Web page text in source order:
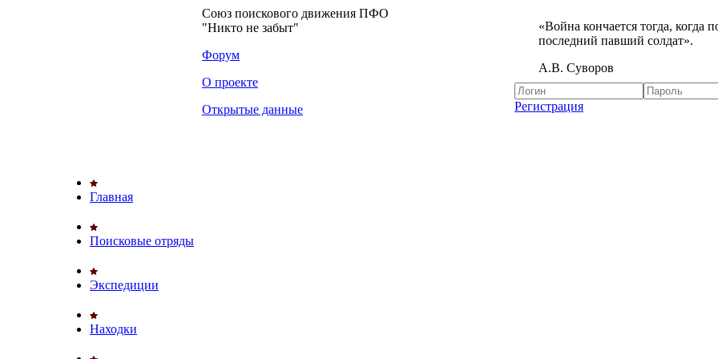
Союз поискового движения ПФО
"Никто не забыт"
Форум
О проекте
Открытые данные
«Война кончается тогда, когда
последний павший солдат».
А.В. Суворов
Регистрация
Главная
Поисковые отряды
Экспедиции
Находки